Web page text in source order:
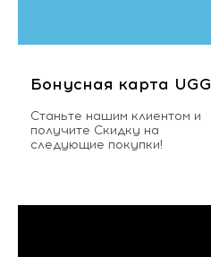
Бонусная карта UGG
Станьте нашим клиентом и
получите Скидку на
следующие покупки!